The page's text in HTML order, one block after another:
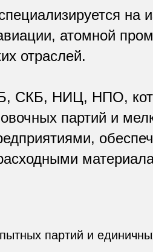
на
атомной
отраслей.
СКБ, НИЦ, НПО,
партий и
партий и